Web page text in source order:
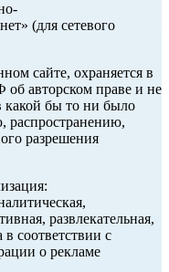
(для сетевого
сайте, охраняется в
об авторском праве и не
какой бы то ни было
распространению,
разрешения
развлекательная,
в соответствии с
о рекламе